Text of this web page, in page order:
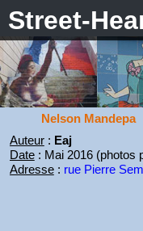
Street-
Nelson Mandepa
Auteur: Eaj
Date: Mai 2016 (photos
Adresse: rue Pierre